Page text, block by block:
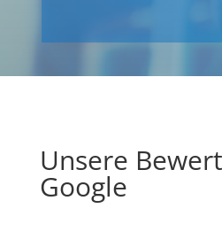
Unsere
Google